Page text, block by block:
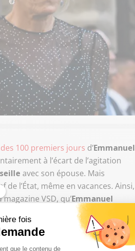
100 premiers jours d’Emmanuel
à l’écart de l’agitation
avec son épouse. Mais
l’État, même en vacances. Ainsi,
VSD, qu’Emmanuel
?